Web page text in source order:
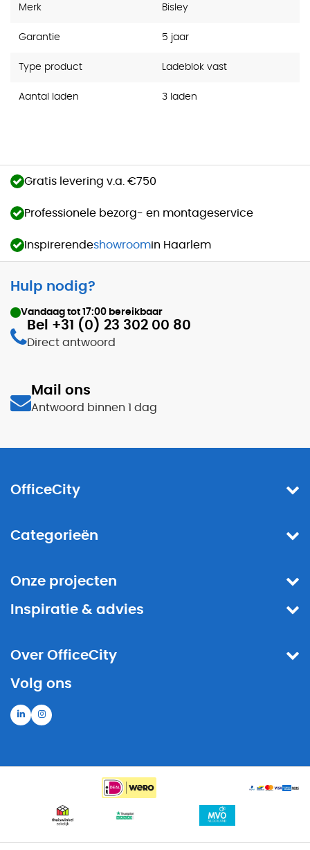
Merk Bisley
Garantie 5 jaar
Type product Ladeblok vast
Aantal laden 3 laden
Gratis levering v.a. €750
Professionele bezorg- en montageservice
Inspirerendeshowroomin Haarlem
Hulp nodig?
Vandaag tot 17:00 bereikbaar
Bel +31 (0) 23 302 00 80
Direct antwoord
Mail ons
Antwoord binnen 1 dag
OfficeCity
Categorieën
Onze projecten
Inspiratie & advies
Over OfficeCity
Volg ons